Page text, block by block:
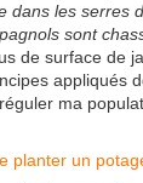
dans les serres
sont
de surface de
appliqués
ma